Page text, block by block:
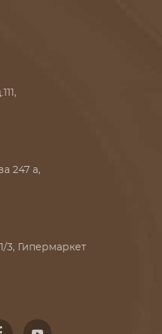
247 а,
3, Гипермаркет